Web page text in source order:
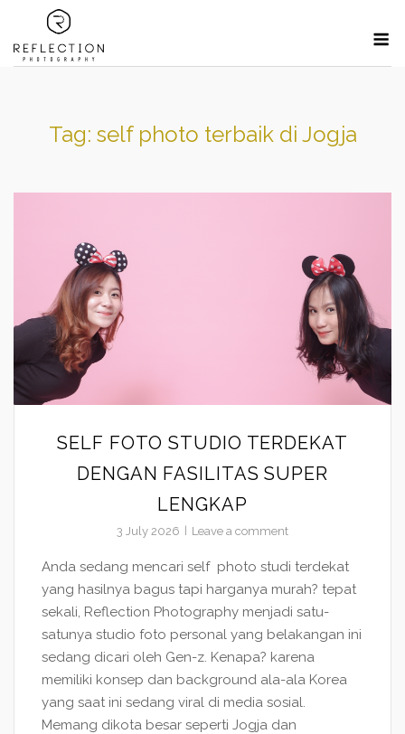
content
Tag: self photo terbaik di Jogja
SELF FOTO STUDIO TERDEKAT
DENGAN FASILITAS SUPER
LENGKAP
3 July 2026 Leave a comment
Anda sedang mencari self photo studi terdekat
yang hasilnya bagus tapi harganya murah? tepat
sekali, Reflection Photography menjadi satu-
satunya studio foto personal yang belakangan ini
sedang dicari oleh Gen-z. Kenapa? karena
memiliki konsep dan background ala-ala Korea
yang saat ini sedang viral di media sosial.
Memang dikota besar seperti Jogja dan